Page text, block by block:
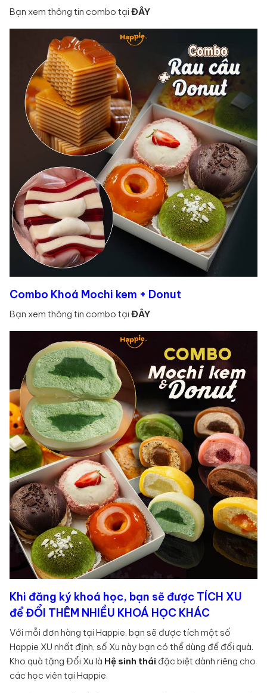
Bạn xem thông tin combo tại ĐÂY
Combo Khoá Mochi kem + Donut
Bạn xem thông tin combo tại ĐÂY
Khi đăng ký khoá học, bạn sẽ được TÍCH XU
để ĐỔI THÊM NHIỀU KHOÁ HỌC KHÁC
Với mỗi đơn hàng tại Happie, bạn sẽ được tích một số
Happie XU nhất định, số Xu này bạn có thể dùng để đổi quà.
Kho quà tặng Đổi Xu là Hệ sinh thái đặc biệt dành riêng cho
các học viên tại Happie.